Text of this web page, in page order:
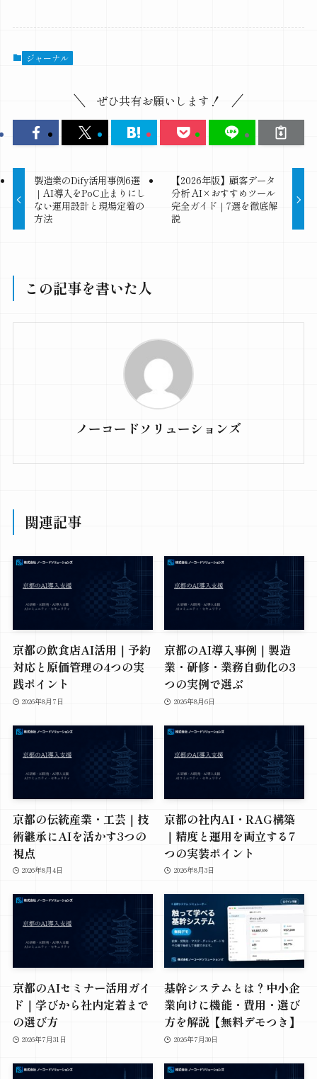
ジャーナル
ぜひ共有お願いします！
製造業のDify活用事例6選
｜AI導入をPoC止まりにし
ない運用設計と現場定着の
方法
【2026年版】顧客データ
分析 AI×おすすめツール
完全ガイド｜7選を徹底解
説
この記事を書いた人
ノーコードソリューションズ
関連記事
京都の飲食店AI活用｜予約
対応と原価管理の4つの実
践ポイント
2026年8月7日
京都のAI導入事例｜製造
業・研修・業務自動化の3
つの実例で選ぶ
2026年8月6日
京都の伝統産業・工芸｜技
術継承にAIを活かす3つの
視点
2026年8月4日
京都の社内AI・RAG構築
｜精度と運用を両立する7
つの実装ポイント
2026年8月3日
京都のAIセミナー活用ガイ
ド｜学びから社内定着まで
の選び方
2026年7月31日
基幹システムとは？中小企
業向けに機能・費用・選び
方を解説【無料デモつき】
2026年7月30日